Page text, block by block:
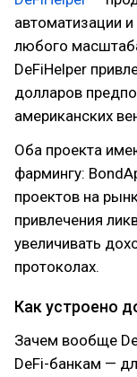
автоматизации
любого
DeFiHelper
долларов
американских
Оба проекта
фармингу:
проектов на
привлечения
увеличивать
протоколах.
Как устроено
Зачем вообще
DeFi-банкам —